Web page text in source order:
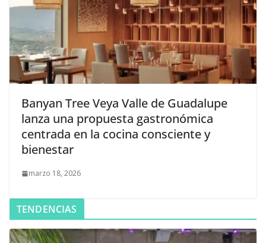
Banyan Tree Veya Valle de Guadalupe
lanza una propuesta gastronómica
centrada en la cocina consciente y
bienestar
marzo 18, 2026
TENDENCIAS